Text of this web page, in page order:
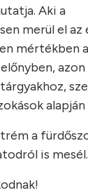
Aki a
merül el
mértékben
a
is